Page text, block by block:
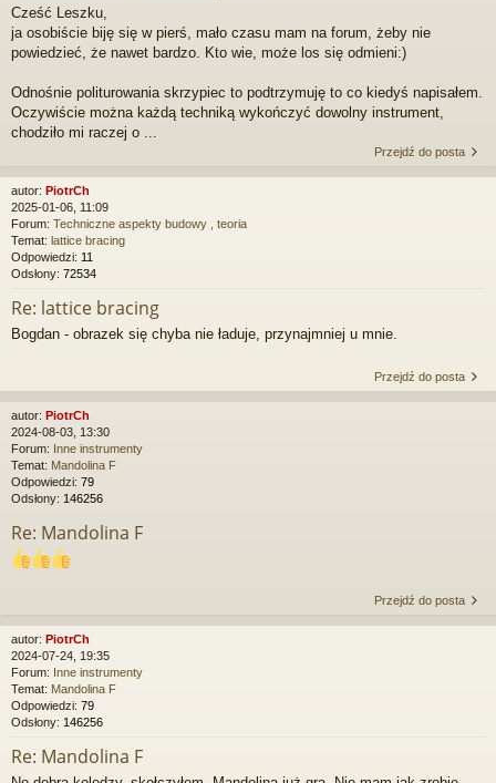
Cześć Leszku,
ja osobiście biję się w pierś, mało czasu mam na forum, żeby nie
powiedzieć, że nawet bardzo. Kto wie, może los się odmieni:)
Odnośnie politurowania skrzypiec to podtrzymuję to co kiedyś napisałem.
Oczywiście można każdą techniką wykończyć dowolny instrument,
chodziło mi raczej o ...
Przejdź do posta
autor: PiotrCh
2025-01-06, 11:09
Forum: Techniczne aspekty budowy , teoria
Temat: lattice bracing
Odpowiedzi: 11
Odsłony: 72534
Re: lattice bracing
Bogdan - obrazek się chyba nie ładuje, przynajmniej u mnie.
Przejdź do posta
autor: PiotrCh
2024-08-03, 13:30
Forum: Inne instrumenty
Temat: Mandolina F
Odpowiedzi: 79
Odsłony: 146256
Re: Mandolina F
Przejdź do posta
autor: PiotrCh
2024-07-24, 19:35
Forum: Inne instrumenty
Temat: Mandolina F
Odpowiedzi: 79
Odsłony: 146256
Re: Mandolina F